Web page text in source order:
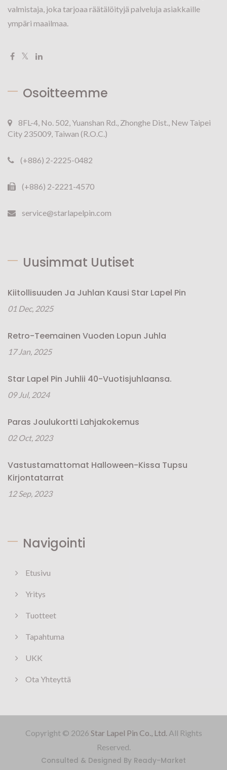
valmistaja, joka tarjoaa räätälöityjä palveluja asiakkaille
ympäri maailmaa.
Osoitteemme
8FL-4, No. 502, Yuanshan Rd., Zhonghe Dist., New Taipei
City 235009, Taiwan (R.O.C.)
(+886) 2-2225-0482
(+886) 2-2221-4570
service@starlapelpin.com
Uusimmat Uutiset
Kiitollisuuden Ja Juhlan Kausi Star Lapel Pin
01 Dec, 2025
Retro-Teemainen Vuoden Lopun Juhla
17 Jan, 2025
Star Lapel Pin Juhlii 40-Vuotisjuhlaansa.
09 Jul, 2024
Paras Joulukortti Lahjakokemus
02 Oct, 2023
Vastustamattomat Halloween-Kissa Tupsu
Kirjontatarrat
12 Sep, 2023
Navigointi
Etusivu
Yritys
Tuotteet
Tapahtuma
UKK
Ota Yhteyttä
Copyright © 2026 Star Lapel Pin Co., Ltd.All Rights
Reserved.
Consulted & Designed By Ready-Market